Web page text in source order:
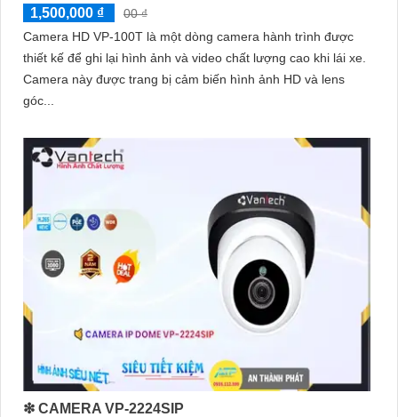
1,500,000 ₫
00 ₫
Camera HD VP-100T là một dòng camera hành trình được
thiết kế để ghi lại hình ảnh và video chất lượng cao khi lái xe.
Camera này được trang bị cảm biến hình ảnh HD và lens
góc...
❇ CAMERA VP-2224SIP